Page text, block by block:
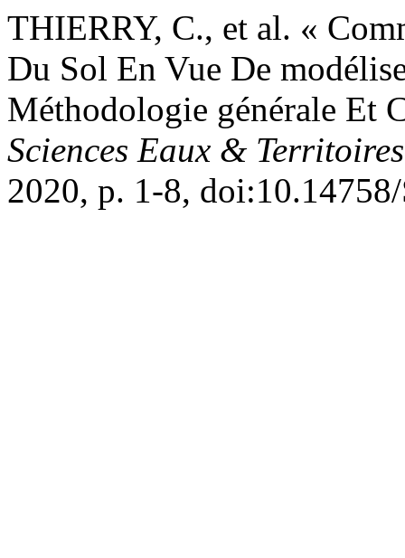
THIERRY, C., et al. «
Du Sol En Vue De
Méthodologie générale Et
Sciences Eaux & Territoires
2020, p. 1-8,